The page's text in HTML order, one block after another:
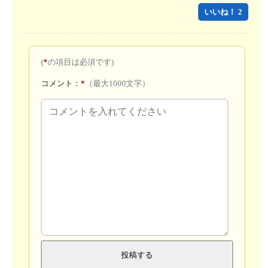
いいね！ 2
(*の項目は必須です)
コメント： * （最大1000文字）